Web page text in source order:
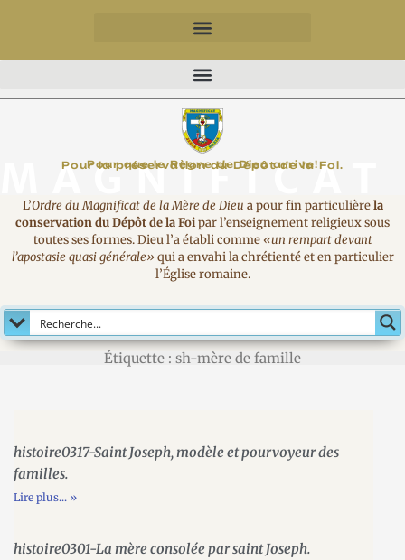
Pour la préservation du Dépôt de la Foi.
Pour que le Règne de Dieu arrive!
MAGNIFICAT
L’Ordre du Magnificat de la Mère de Dieu a pour fin particulièrela
conservation du Dépôt de la Foipar l’enseignement religieux sous
toutes ses formes. Dieu l’a établi comme«un rempart devant
l’apostasie quasi générale» qui a envahi la chrétienté et en particulier
l’Église romaine.
Étiquette : sh-mère de famille
histoire0317-Saint Joseph, modèle et pourvoyeur des
familles.
Lire plus... »
histoire0301-La mère consolée par saint Joseph.